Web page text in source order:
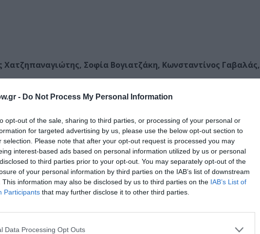
- Do Not Process My Personal Information
opt-out of the sale, sharing to third parties, or processing of your personal or
for targeted advertising by us, please use the below opt-out section to
selection. Please note that after your opt-out request is processed you may
interest-based ads based on personal information utilized by us or personal
to third parties prior to your opt-out. You may separately opt-out of the
of your personal information by third parties on the IAB’s list of downstream
This information may also be disclosed by us to third parties on the IAB’s List of
Participants that may further disclose it to other third parties.
Data Processing Opt Outs
Σοφία Βογιατζάκη, Κωνσταντίνος Γαβαλάς,
Κιντής”
Φωκίδα